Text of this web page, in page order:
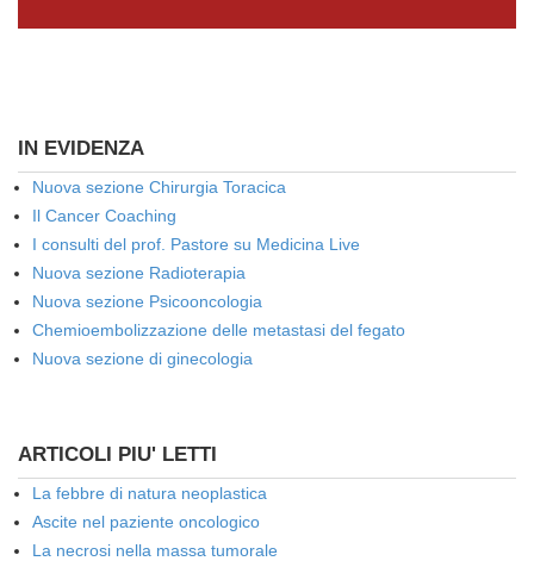
IN EVIDENZA
Nuova sezione Chirurgia Toracica
Il Cancer Coaching
I consulti del prof. Pastore su Medicina Live
Nuova sezione Radioterapia
Nuova sezione Psicooncologia
Chemioembolizzazione delle metastasi del fegato
Nuova sezione di ginecologia
ARTICOLI PIU' LETTI
La febbre di natura neoplastica
Ascite nel paziente oncologico
La necrosi nella massa tumorale